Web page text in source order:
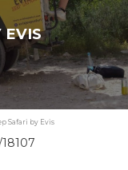
EVIS
Safari by Evis